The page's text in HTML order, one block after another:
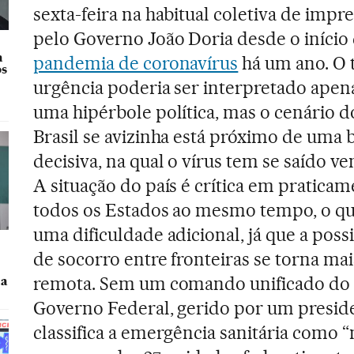
sexta-feira na habitual coletiva de
pelo Governo João Doria desde o início
pandemia de coronavírus há um ano. O
urgência poderia ser interpretado
uma hipérbole política, mas o cenário
Brasil se avizinha está próximo de uma
decisiva, na qual o vírus tem se saído
A situação do país é crítica em
todos os Estados ao mesmo tempo, o
uma dificuldade adicional, já que a
de socorro entre fronteiras se torna
remota. Sem um comando unificado do
Governo Federal, gerido por um
classifica a emergência sanitária como